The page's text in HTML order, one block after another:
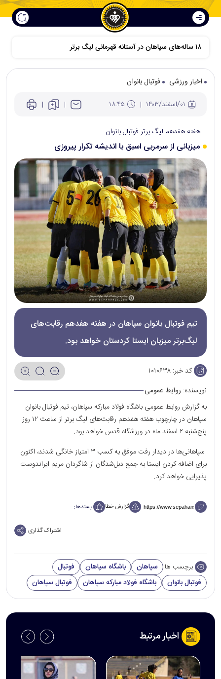
اخبار ورزشی
فوتبال بانوان
هفته هفدهم لیگ برتر فوتبال بانوان
میزبانی از سرمربی اسبق با اندیشه تکرار پیروزی
تیم فوتبال بانوان سپاهان در هفته هفدهم رقابت‌های
لیگ‌برتر میزبان ایستا کردستان خواهد بود.
کد خبر: ۱۰۱۰۶۳۸
نویسنده: روابط عمومی
به گزارش روابط عمومی باشگاه فولاد مبارکه سپاهان، تیم فوتبال بانوان
سپاهان در چارچوب هفته هفدهم رقابت‌های لیگ برتر از ساعت ۱۲ روز
پنج‌شنبه ۲ اسفند ماه در ورزشگاه قدس خواهد بود.
سپاهانی‌ها در دیدار رفت موفق به کسب ۳ امتیاز خانگی شدند‌، اکنون
برای اضافه کردن ایستا به جمع دبل‌شدگان از شاگردان مریم ایراندوست
پذیرایی خواهد کرد.
گزارش خطا پسندها:
اشتراک گذاری
برچسب ها: سپاهان باشگاه سپاهان
فوتبال
فوتبال بانوان
باشگاه فولاد مبارکه سپاهان فوتبال سپاهان
اخبار مرتبط